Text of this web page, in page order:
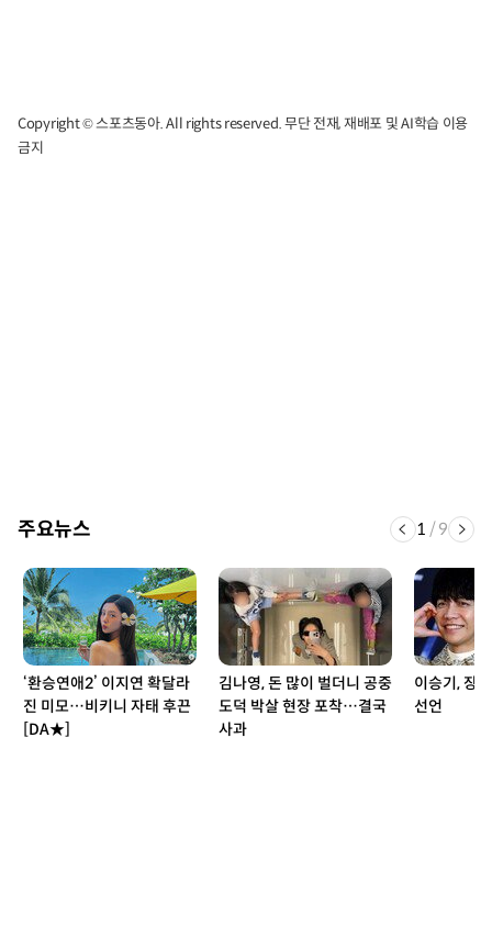
Copyright © 스포츠동아. All rights reserved. 무단 전재, 재배포 및 AI학습 이용
금지
주요뉴스 1 /9
‘환승연애2’ 이지연 확달라
진 미모…비키니 자태 후끈
[DA★]
김나영, 돈 많이 벌더니 공중
도덕 박살 현장 포착…결국
사과
이승기, 장
선언